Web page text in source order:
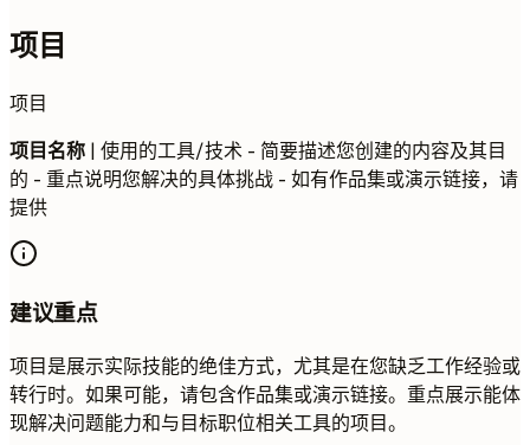
项目
项目
项目名称 | 使用的工具/技术 - 简要描述您创建的内容及其目
的 - 重点说明您解决的具体挑战 - 如有作品集或演示链接，请
提供
建议重点
项目是展示实际技能的绝佳方式，尤其是在您缺乏工作经验或
转行时。如果可能，请包含作品集或演示链接。重点展示能体
现解决问题能力和与目标职位相关工具的项目。